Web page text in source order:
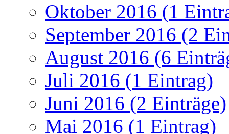
Oktober 2016 (1
September 2016 (2
August 2016 (6
Juli 2016 (1 Eintrag)
Juni 2016 (2 Einträge)
Mai 2016 (1 Eintrag)